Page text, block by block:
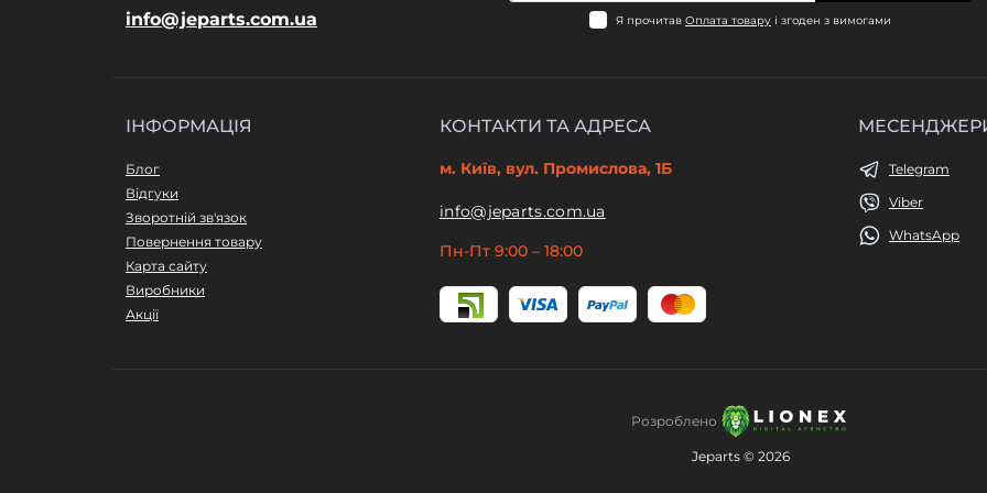
info@jeparts.com.ua Я прочитав Оплата товару і згоден з вимогами
ІНФОРМАЦІЯ
Блог
Відгуки
Зворотній зв'язок
Повернення товару
Карта сайту
Виробники
Акції
КОНТАКТИ ТА АДРЕСА
м. Київ, вул. Промислова, 1Б
info@jeparts.com.ua
Пн-Пт 9:00 – 18:00
Telegram
Viber
WhatsApp
Розроблено
Jeparts © 2026